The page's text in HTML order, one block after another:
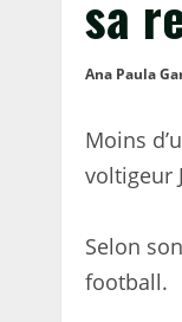
sa
Ana Paula
Moins
voltigeur
Selon
football.